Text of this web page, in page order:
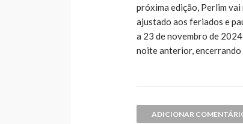
próxima edição, Perlim
ajustado aos feriados e
a 23 de novembro de
noite anterior,
ADICIONAR